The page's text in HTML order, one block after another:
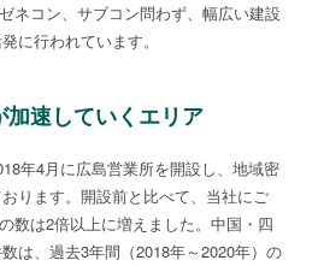
ネコン、サブコン問わず、幅広い建設
に行われています。
速していくエリア
年4月に広島営業所を開設し、地域密
ります。開設前と比べて、当社にご
数は2倍以上に増えました。中国・四
は、過去3年間（2018年～2020年）の